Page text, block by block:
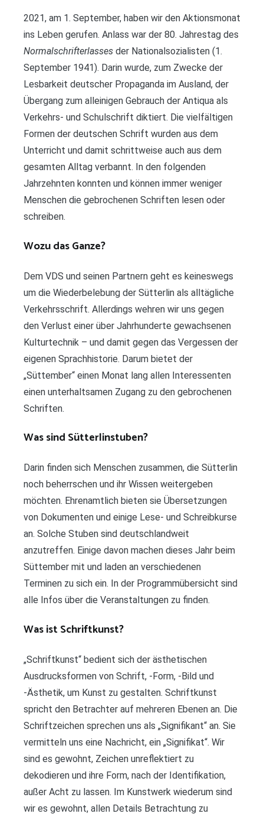
2021, am 1. September, haben wir den Aktionsmonat
ins Leben gerufen. Anlass war der 80. Jahrestag des
Normalschrifterlasses der Nationalsozialisten (1.
September 1941). Darin wurde, zum Zwecke der
Lesbarkeit deutscher Propaganda im Ausland, der
Übergang zum alleinigen Gebrauch der Antiqua als
Verkehrs- und Schulschrift diktiert. Die vielfältigen
Formen der deutschen Schrift wurden aus dem
Unterricht und damit schrittweise auch aus dem
gesamten Alltag verbannt. In den folgenden
Jahrzehnten konnten und können immer weniger
Menschen die gebrochenen Schriften lesen oder
schreiben.
Wozu das Ganze?
Dem VDS und seinen Partnern geht es keineswegs
um die Wiederbelebung der Sütterlin als alltägliche
Verkehrsschrift. Allerdings wehren wir uns gegen
den Verlust einer über Jahrhunderte gewachsenen
Kulturtechnik – und damit gegen das Vergessen der
eigenen Sprachhistorie. Darum bietet der
„Süttember“ einen Monat lang allen Interessenten
einen unterhaltsamen Zugang zu den gebrochenen
Schriften.
Was sind Sütterlinstuben?
Darin finden sich Menschen zusammen, die Sütterlin
noch beherrschen und ihr Wissen weitergeben
möchten. Ehrenamtlich bieten sie Übersetzungen
von Dokumenten und einige Lese- und Schreibkurse
an. Solche Stuben sind deutschlandweit
anzutreffen. Einige davon machen dieses Jahr beim
Süttember mit und laden an verschiedenen
Terminen zu sich ein. In der Programmübersicht sind
alle Infos über die Veranstaltungen zu finden.
Was ist Schriftkunst?
„Schriftkunst“ bedient sich der ästhetischen
Ausdrucksformen von Schrift, -Form, -Bild und
-Ästhetik, um Kunst zu gestalten. Schriftkunst
spricht den Betrachter auf mehreren Ebenen an. Die
Schriftzeichen sprechen uns als „Signifikant“ an. Sie
vermitteln uns eine Nachricht, ein „Signifikat“. Wir
sind es gewohnt, Zeichen unreflektiert zu
dekodieren und ihre Form, nach der Identifikation,
außer Acht zu lassen. Im Kunstwerk wiederum sind
wir es gewohnt, allen Details Betrachtung zu